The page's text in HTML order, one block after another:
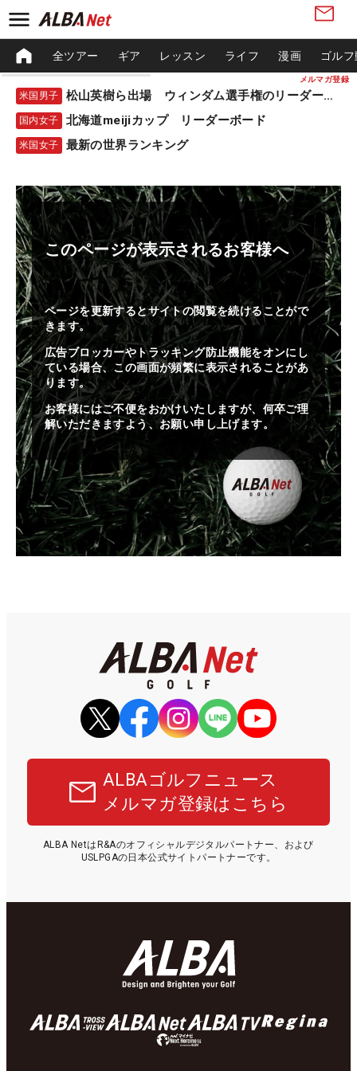
メルマガ登録
全ツアー ギア レッスン ライフ 漫画 ゴル
米国男子 松山英樹ら出場 ウィンダム選手権のリーダーボード
国内女子 北海道meijiカップ リーダーボード
米国女子 最新の世界ランキング
このページが表示されるお客様へ
ページを更新するとサイトの閲覧を続けることがで
きます。
広告ブロッカーやトラッキング防止機能をオンにし
ている場合、この画面が頻繁に表示されることがあ
ります。
お客様にはご不便をおかけいたしますが、何卒ご理
解いただきますよう、お願い申し上げます。
ALBAゴルフニュース
メルマガ登録はこちら
ALBA NetはR&Aのオフィシャルデジタルパートナー、および
USLPGAの日本公式サイトパートナーです。